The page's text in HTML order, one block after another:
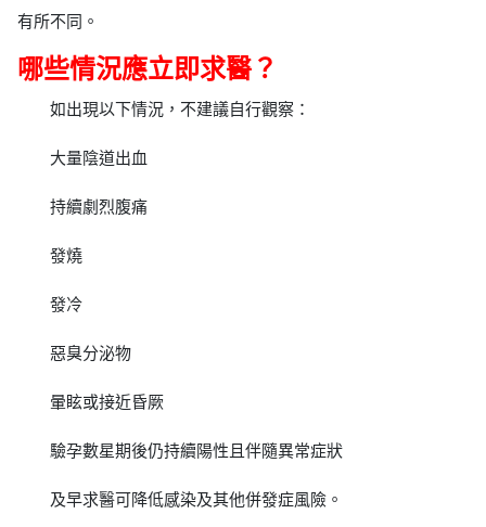
有所不同。
哪些情況應立即求醫？
如出現以下情況，不建議自行觀察：
大量陰道出血
持續劇烈腹痛
發燒
發冷
惡臭分泌物
暈眩或接近昏厥
驗孕數星期後仍持續陽性且伴隨異常症狀
及早求醫可降低感染及其他併發症風險。